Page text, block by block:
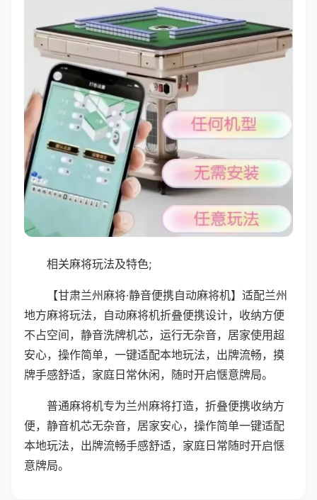
相关麻将玩法及特色;
【甘肃兰州麻将·静音便携自动麻将机】适配兰州
地方麻将玩法，自动麻将机折叠便携设计，收纳方便
不占空间，静音洗牌机芯，运行无杂音，居家使用超
安心，操作简单，一键适配本地玩法，出牌流畅，摸
牌手感舒适，家庭日常休闲，随时开启惬意牌局。
普通麻将机专为兰州麻将打造，折叠便携收纳方
便，静音机芯无杂音，居家安心，操作简单一键适配
本地玩法，出牌流畅手感舒适，家庭日常随时开启惬
意牌局。